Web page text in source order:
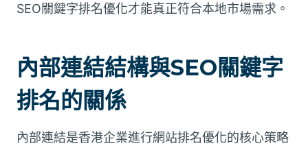
SEO關鍵字排名優化才能真正符合本地市場需求。
內部連結結構與SEO關鍵字
排名的關係
內部連結是香港企業進行網站排名優化的核心策略